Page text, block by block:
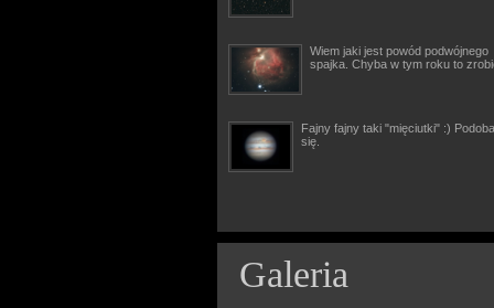
Wiem jaki jest powód podwójnego
spajka. Chyba w tym roku to
Fajny fajny taki "mięciutki" :)
się.
Galeria